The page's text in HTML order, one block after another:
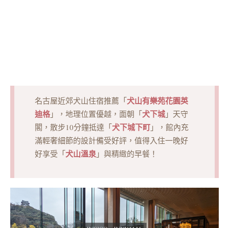
名古屋近郊犬山住宿推薦「犬山有樂苑花園英
迪格」，地理位置優越，面朝「犬下城 」天守
閣，散步10分鐘抵達「犬下城下町 」，館內充
滿輕奢細節的設計備受好評，值得入住一晚好
好享受「犬山溫泉 」與精緻的早餐！